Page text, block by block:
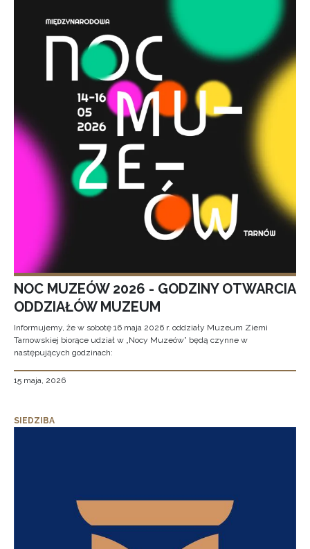
NOC MUZEÓW 2026 - GODZINY OTWARCIA
ODDZIAŁÓW MUZEUM
Informujemy, że w sobotę 16 maja 2026 r. oddziały Muzeum Ziemi
Tarnowskiej biorące udział w „Nocy Muzeów” będą czynne w
następujących godzinach:
15 maja, 2026
SIEDZIBA